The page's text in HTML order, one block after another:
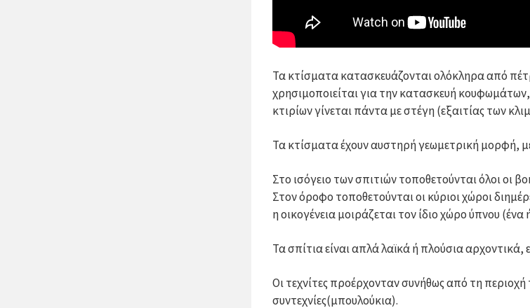
Τα κτίσματα κατασκευάζονται ολόκληρα από
χρησιμοποιείται για την κατασκευή
κτιρίων γίνεται πάντα με στέγη (εξαιτίας των
Τα κτίσματα έχουν αυστηρή γεωμετρική μορφή,
Στο ισόγειο των σπιτιών τοποθετούνται όλοι οι
Στον όροφο τοποθετούνται οι κύριοι χώροι
η οικογένεια μοιράζεται τον ίδιο χώρο ύπνου
Τα σπίτια είναι απλά λαϊκά ή πλούσια αρχοντικά,
Οι τεχνίτες προέρχονταν συνήθως από τη
συντεχνίες(μπουλούκια).